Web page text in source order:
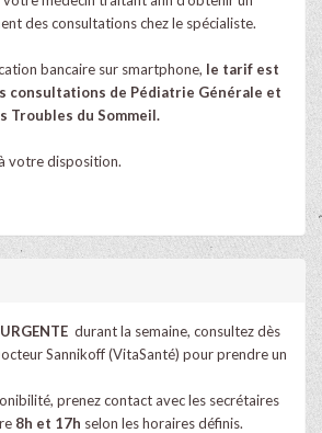
des consultations chez le spécialiste.
bancaire sur smartphone, le tarif est
consultations de Pédiatrie Générale et
Troubles du Sommeil.
votre disposition.
URGENTE durant la semaine, consultez dès
Sannikoff (VitaSanté) pour prendre un
prenez contact avec les secrétaires
8h et 17h selon les horaires définis.